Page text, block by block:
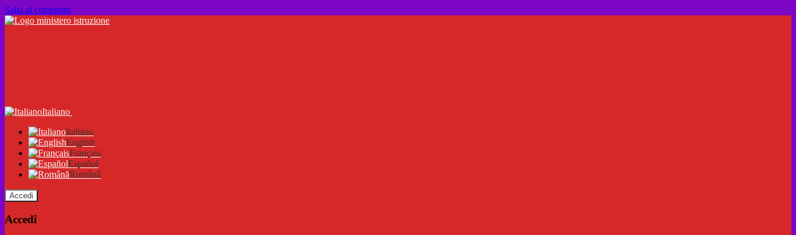
Salta al contenuto
Italiano
Italiano
English
Français
Español
Română
Accedi
Accedi